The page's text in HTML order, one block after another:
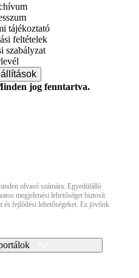
tájékoztató
feltételek
szabályzat
jog fenntartva.
olvasó számára. Egyedülálló
megjelenési lehetőséget biztosít.
és fejlődési lehetőségeket. Ez jövőnk